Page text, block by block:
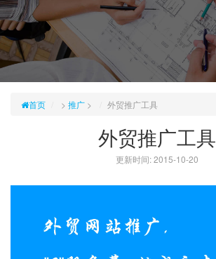
首页 > 推广 > 外贸推广工具
外贸推广工具
更新时间: 2015-10-20